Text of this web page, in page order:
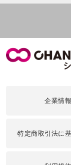
企業情報
特定商取引法に